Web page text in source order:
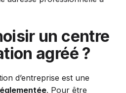
un centre
agréé ?
d’entreprise est une
. Pour être